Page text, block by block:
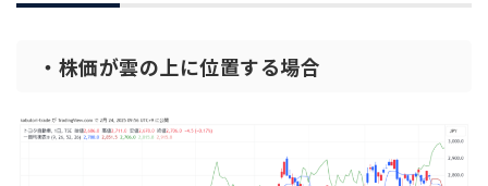
・株価が雲の上に位置する場合